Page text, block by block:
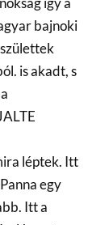
bajnoki
is akadt, s
léptek. Itt
egy
Itt a